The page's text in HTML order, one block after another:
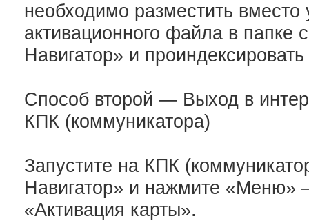
необходимо разместить
активационного файла в папке
Навигатор» и
Способ второй — Выход в
КПК (коммуникатора)
Запустите на КПК
Навигатор» и нажмите
«Активация карты».